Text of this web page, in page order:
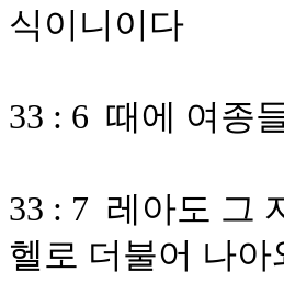
식이니이다
33 : 6 때에 여종
33 : 7 레아도 그
헬로 더불어 나아